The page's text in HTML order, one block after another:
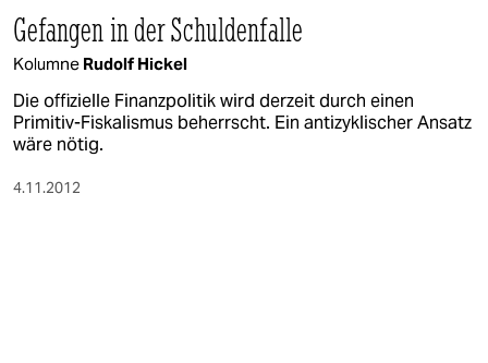
Gefangen in der Schuldenfalle
Kolumne Rudolf Hickel
Die offizielle Finanzpolitik wird derzeit durch einen
Primitiv-Fiskalismus beherrscht. Ein antizyklischer Ansatz
wäre nötig.
4.11.2012